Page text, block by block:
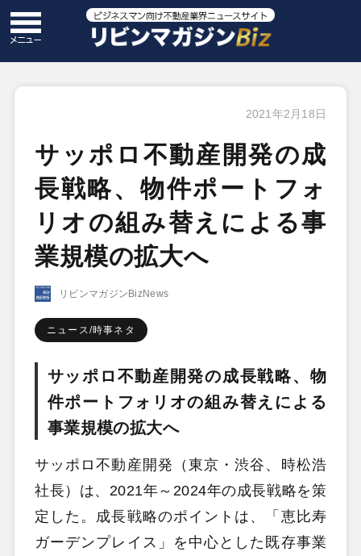
2021年2月18日
サッポロ不動産開発の成
長戦略、物件ポートフォ
リオの組み替えによる事
業規模の拡大へ
リビンマガジンBizNews
ニュース/時事ネタ
サッポロ不動産開発の成長戦略、物
件ポートフォリオの組み替えによる
事業規模の拡大へ
サッポロ不動産開発（東京・渋谷、時松浩
社長）は、2021年～2024年の成長戦略を策
定した。成長戦略のポイントは、「恵比寿
ガーデンプレイス」を中心とした既存事業